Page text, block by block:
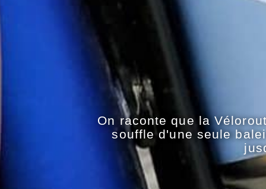
On raconte que la
souffle d'une seule